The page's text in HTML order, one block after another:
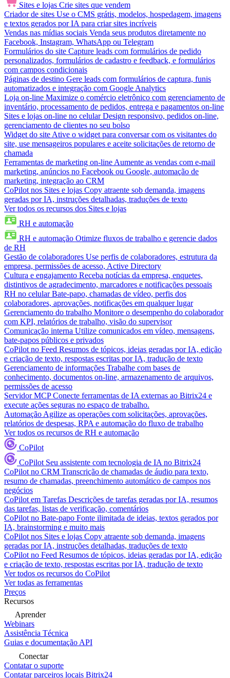
Sites e lojas Crie sites que vendem
Criador de sites Use o CMS grátis, modelos, hospedagem, imagens
e textos gerados por IA para criar sites incríveis
Vendas nas mídias sociais Venda seus produtos diretamente no
Facebook, Instagram, WhatsApp ou Telegram
Formulários do site Capture leads com formulários de pedido
personalizados, formulários de cadastro e feedback, e formulários
com campos condicionais
Páginas de destino Gere leads com formulários de captura, funis
automatizados e integração com Google Analytics
Loja on-line Maximize o comércio eletrônico com gerenciamento de
inventário, processamento de pedidos, entrega e pagamentos on-line
Sites e lojas on-line no celular Design responsivo, pedidos on-line,
gerenciamento de clientes no seu bolso
Widget do site Ative o widget para conversar com os visitantes do
site, use mensageiros populares e aceite solicitações de retorno de
chamada
Ferramentas de marketing on-line Aumente as vendas com e-mail
marketing, anúncios no Facebook ou Google, automação de
marketing, integração ao CRM
CoPilot nos Sites e lojas Copy atraente sob demanda, imagens
geradas por IA, instruções detalhadas, traduções de texto
Ver todos os recursos dos Sites e lojas
RH e automação
RH e automação Otimize fluxos de trabalho e gerencie dados
de RH
Gestão de colaboradores Use perfis de colaboradores, estrutura da
empresa, permissões de acesso, Active Directory
Cultura e engajamento Receba notícias da empresa, enquetes,
distintivos de agradecimento, marcadores e notificações pessoais
RH no celular Bate-papo, chamadas de vídeo, perfis dos
colaboradores, aprovações, notificações em qualquer lugar
Gerenciamento do trabalho Monitore o desempenho do colaborador
com KPI, relatórios de trabalho, visão do supervisor
Comunicação interna Utilize comunicados em vídeo, mensagens,
bate-papos públicos e privados
CoPilot no Feed Resumos de tópicos, ideias geradas por IA, edição
e criação de texto, respostas escritas por IA, tradução de texto
Gerenciamento de informações Trabalhe com bases de
conhecimento, documentos on-line, armazenamento de arquivos,
permissões de acesso
Servidor MCP Conecte ferramentas de IA externas ao Bitrix24 e
execute ações seguras no espaço de trabalho.
Automação Agilize as operações com solicitações, aprovações,
relatórios de despesas, RPA e automação do fluxo de trabalho
Ver todos os recursos de RH e automação
CoPilot
CoPilot Seu assistente com tecnologia de IA no Bitrix24
CoPilot no CRM Transcrição de chamadas de áudio para texto,
resumo de chamadas, preenchimento automático de campos nos
negócios
CoPilot em Tarefas Descrições de tarefas geradas por IA, resumos
das tarefas, listas de verificação, comentários
CoPilot no Bate-papo Fonte ilimitada de ideias, textos gerados por
IA, brainstorming e muito mais
CoPilot nos Sites e lojas Copy atraente sob demanda, imagens
geradas por IA, instruções detalhadas, traduções de texto
CoPilot no Feed Resumos de tópicos, ideias geradas por IA, edição
e criação de texto, respostas escritas por IA, tradução de texto
Ver todos os recursos do CoPilot
Ver todas as ferramentas
Preços
Recursos
Aprender
Webinars
Assistência Técnica
Guias e documentação API
Conectar
Contatar o suporte
Contatar parceiros locais Bitrix24